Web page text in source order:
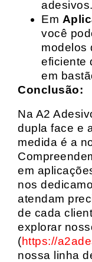
adesivos.
Em
você
modelos
eficiente
em
Conclusão:
Na A2
dupla face e
medida é a
em
nos
atendam
de cada
explorar
(https://
nossa linha